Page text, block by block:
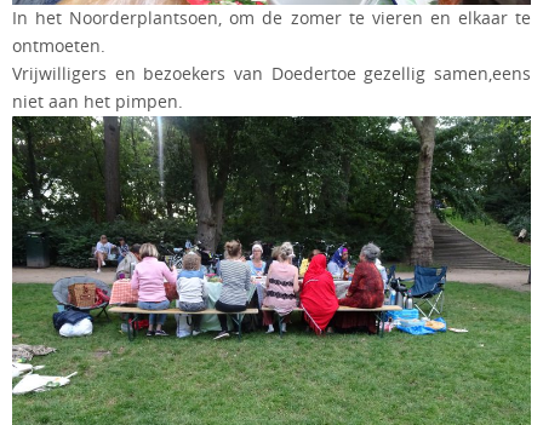
In het Noorderplantsoen, om de zomer te vieren en elkaar te
ontmoeten.
Vrijwilligers en bezoekers van Doedertoe gezellig samen,eens
niet aan het pimpen.